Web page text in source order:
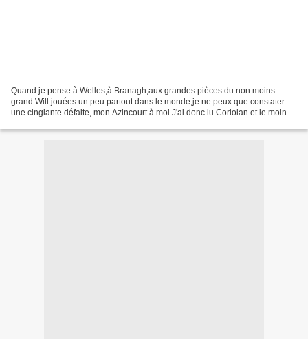
Quand je pense à Welles,à Branagh,aux grandes pièces du non moins
grand Will jouées un peu partout dans le monde,je ne peux que constater
une cinglante défaite, mon Azincourt à moi.J'ai donc lu Coriolan et le moins